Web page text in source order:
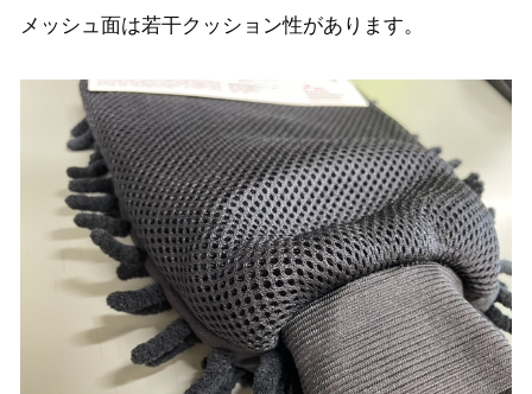
メッシュ面は若干クッション性があります。